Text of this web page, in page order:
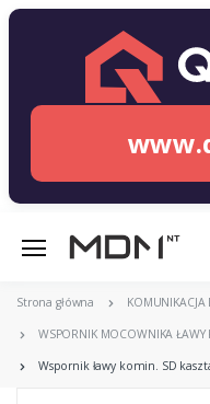
Strona główna
WSPORNIK MOCOWNIKA
Wspornik ławy komin. SD